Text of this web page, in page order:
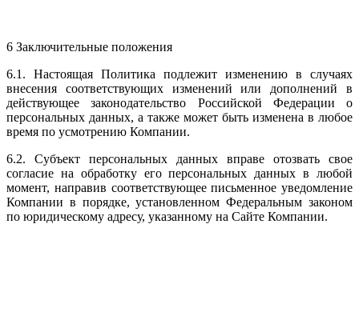
6 Заключительные положения
6.1. Настоящая Политика подлежит изменению в случаях
внесения соответствующих изменений или дополнений в
действующее законодательство Российской Федерации о
персональных данных, а также может быть изменена в любое
время по усмотрению Компании.
6.2. Субъект персональных данных вправе отозвать свое
согласие на обработку его персональных данных в любой
момент, направив соответствующее письменное уведомление
Компании в порядке, установленном Федеральным законом
по юридическому адресу, указанному на Сайте Компании.